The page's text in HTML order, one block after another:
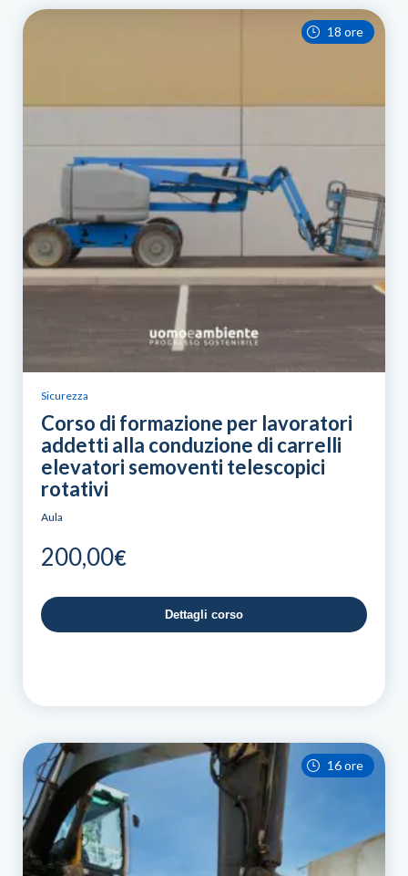
Sicurezza
Corso di formazione per lavoratori
addetti alla conduzione di carrelli
elevatori semoventi telescopici
rotativi
Aula
18 ore
200,00€
Dettagli corso
16 ore